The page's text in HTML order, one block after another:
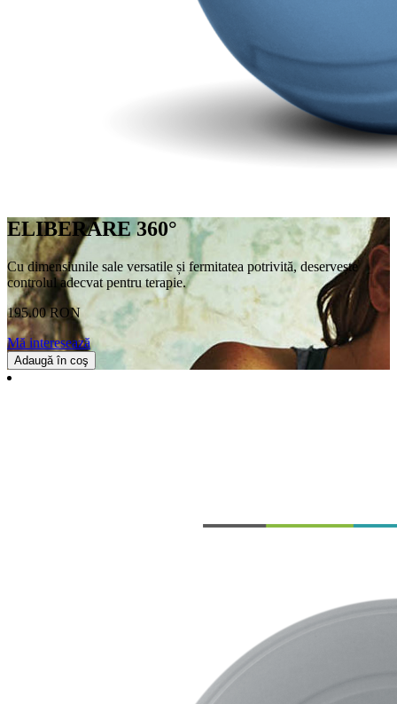
ELIBERARE 360°
Cu dimensiunile sale versatile și fermitatea potrivită, deservește
controlul adecvat pentru terapie.
195.00 RON
Mă interesează
Adaugă în coş